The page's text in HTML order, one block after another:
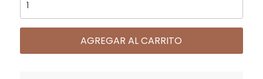
AGREGAR AL CARRITO